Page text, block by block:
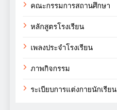
คณะกรรมการสถานศึกษา
หลักสูตรโรงเรียน
เพลงประจำโรงเรียน
ภาพกิจกรรม
ระเบียบการแต่งกายนักเรียน